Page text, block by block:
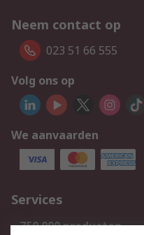
Neem contact op
023 51 66 555
Volg ons op
We aanvaarden
Services
750.000 producten